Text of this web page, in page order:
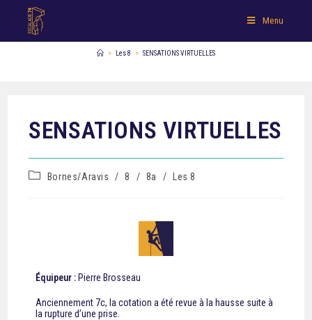
Menu
> Les 8 > SENSATIONS VIRTUELLES
SENSATIONS VIRTUELLES
Bornes/Aravis / 8 / 8a / Les 8
Équipeur : Pierre Brosseau
Anciennement 7c, la cotation a été revue à la hausse suite à
la rupture d’une prise.